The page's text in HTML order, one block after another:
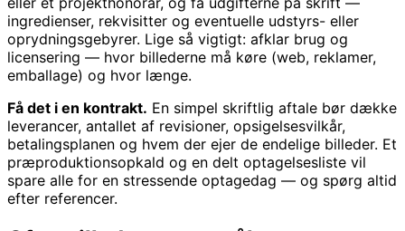
ingredienser, rekvisitter og eventuelle udstyrs- eller
oprydningsgebyrer. Lige så vigtigt: afklar brug og
licensering — hvor billederne må køre (web, reklamer,
emballage) og hvor længe.
Få det i en kontrakt. En simpel skriftlig aftale bør dække
leverancer, antallet af revisioner, opsigelsesvilkår,
betalingsplanen og hvem der ejer de endelige billeder. Et
præproduktionsopkald og en delt optagelsesliste vil
spare alle for en stressende optagedag — og spørg altid
efter referencer.